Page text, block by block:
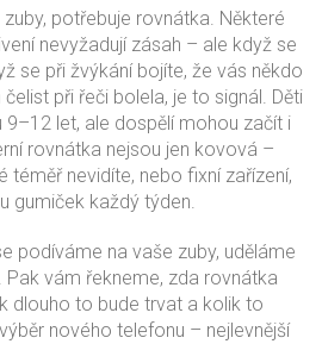
potřebuje rovnátka. Některé
nevyžadují zásah – ale když se
se při žvýkání bojíte, že vás někdo
při řeči bolela, je to signál. Děti
9–12 let, ale dospělí mohou začít i
rovnátka nejsou jen kovová –
téměř nevidíte, nebo fixní zařízení,
gumiček každý týden.
podíváme na vaše zuby, uděláme
Pak vám řekneme, zda rovnátka
dlouho to bude trvat a kolik to
nového telefonu – nejlevnější